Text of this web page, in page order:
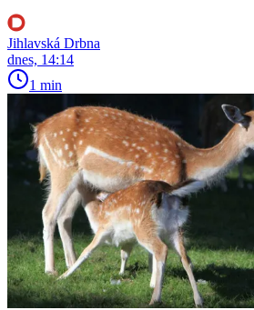
Jihlavská Drbna
dnes, 14:14
1 min